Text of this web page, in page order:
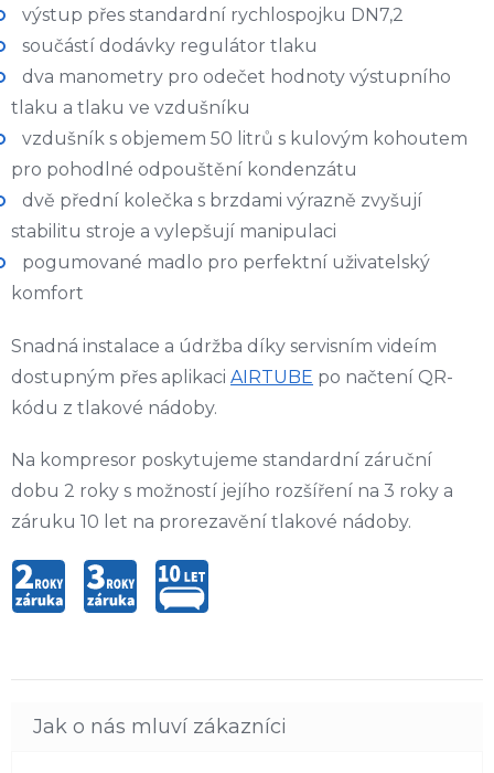
výstup přes standardní rychlospojku DN7,2
součástí dodávky regulátor tlaku
dva manometry pro odečet hodnoty výstupního
tlaku a tlaku ve vzdušníku
vzdušník s objemem 50 litrů s kulovým kohoutem
pro pohodlné odpouštění kondenzátu
dvě přední kolečka s brzdami výrazně zvyšují
stabilitu stroje a vylepšují manipulaci
pogumované madlo pro perfektní uživatelský
komfort
Snadná instalace a údržba díky servisním videím
dostupným přes aplikaci AIRTUBE po načtení QR-
kódu z tlakové nádoby.
Na kompresor poskytujeme standardní záruční
dobu 2 roky s možností jejího rozšíření na 3 roky a
záruku 10 let na prorezavění tlakové nádoby.